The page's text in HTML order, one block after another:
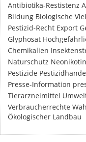
Antibiotika-Restistenz
Bildung Biologische
Pestizid-Recht Export
Glyphosat
Chemikalien
Naturschutz
Pestizide
Presse-Information
Tierarzneimittel
Verbraucherrechte
Ökologischer Landbau